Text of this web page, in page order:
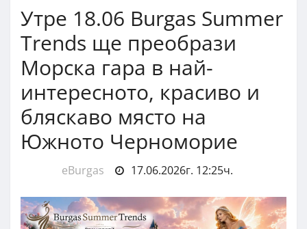
Утре 18.06 Burgas Summer
Trends ще преобрази
Морска гара в най-
интересното, красиво и
бляскаво място на
Южното Черноморие
eBurgas 17.06.2026г. 12:25ч.